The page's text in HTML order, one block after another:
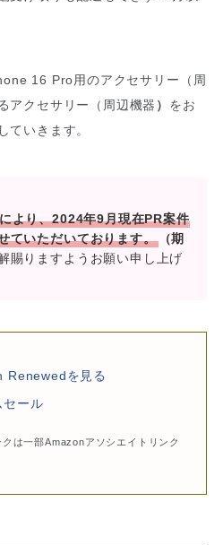
16 Pro用のアクセサリー（周
アクセサリー（周辺機器 ） をお
ていきます。
より、2024年9月現在PR案件
ていただいております。（期
賜りますようお願い申し上げ
Renewedを見る
ール
は一部Amazonアソシエイトリンク